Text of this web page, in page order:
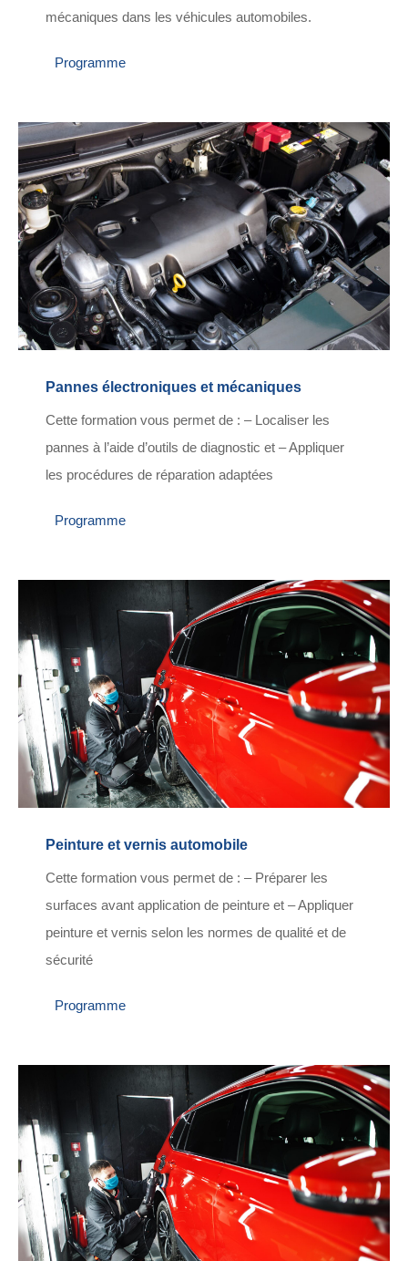
mécaniques dans les véhicules automobiles.
Programme
Pannes électroniques et mécaniques
Cette formation vous permet de : – Localiser les
pannes à l’aide d’outils de diagnostic et – Appliquer
les procédures de réparation adaptées
Programme
Peinture et vernis automobile
Cette formation vous permet de : – Préparer les
surfaces avant application de peinture et – Appliquer
peinture et vernis selon les normes de qualité et de
sécurité
Programme